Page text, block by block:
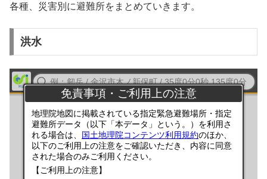
各種、災害別に避難所をまとめていきます。
洪水